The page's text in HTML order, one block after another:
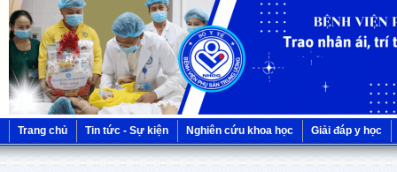
Trang chủ Tin tức - Sự kiện Nghiên cứu khoa học Giải đáp y học